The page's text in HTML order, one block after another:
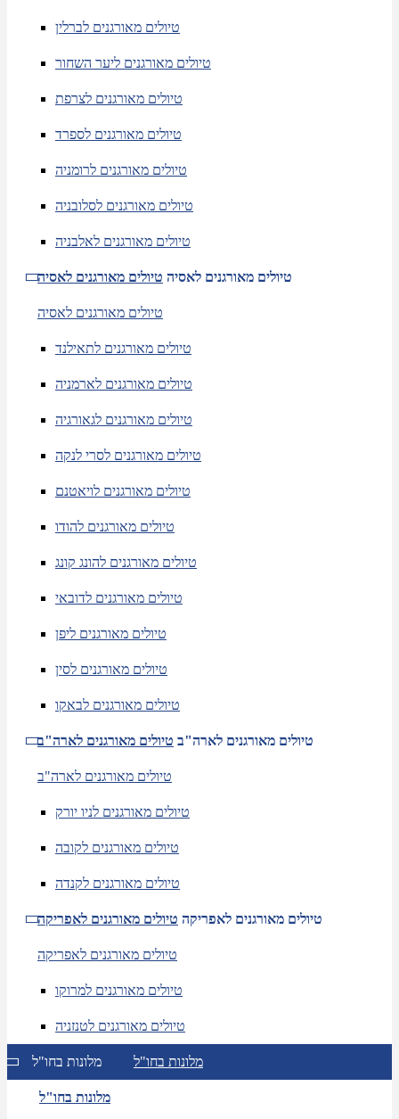
טיולים מאורגנים לברלין
טיולים מאורגנים ליער השחור
טיולים מאורגנים לצרפת
טיולים מאורגנים לספרד
טיולים מאורגנים לרומניה
טיולים מאורגנים לסלובניה
טיולים מאורגנים לאלבניה
טיולים מאורגנים לאסיה טיולים מאורגנים לאסיה
טיולים מאורגנים לאסיה
טיולים מאורגנים לתאילנד
טיולים מאורגנים לארמניה
טיולים מאורגנים לגאורגיה
טיולים מאורגנים לסרי לנקה
טיולים מאורגנים לויאטנם
טיולים מאורגנים להודו
טיולים מאורגנים להונג קונג
טיולים מאורגנים לדובאי
טיולים מאורגנים ליפן
טיולים מאורגנים לסין
טיולים מאורגנים לבאקו
טיולים מאורגנים לארה"ב טיולים מאורגנים לארה"ב
טיולים מאורגנים לארה"ב
טיולים מאורגנים לניו יורק
טיולים מאורגנים לקובה
טיולים מאורגנים לקנדה
טיולים מאורגנים לאפריקה טיולים מאורגנים לאפריקה
טיולים מאורגנים לאפריקה
טיולים מאורגנים למרוקו
טיולים מאורגנים לטנזניה
מלונות בחו"ל מלונות בחו"ל
מלונות בחו"ל